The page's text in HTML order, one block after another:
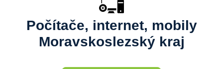
Počítače, internet, mobily
Moravskoslezský kraj